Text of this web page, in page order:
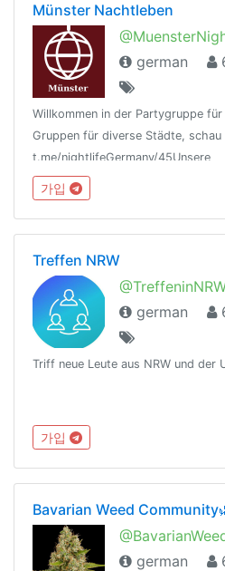
Münster Nachtleben
german
Willkommen in der Partygruppe
Gruppen für diverse Städte, schau
t.me/nightlifeGermany/45Unsere
Regeln:t.me/nightlifeGermany/
Gruppe:https://t.me/
가입
Treffen NRW
german
Triff neue Leute aus NRW und der
가입
Bavarian Weed
german